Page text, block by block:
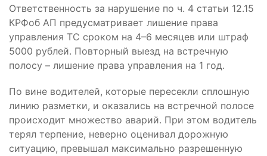
Ответственность за нарушение по ч. 4 статьи 12.15
КРФоб АП предусматривает лишение права
управления ТС сроком на 4–6 месяцев или штраф
5000 рублей. Повторный выезд на встречную
полосу – лишение права управления на 1 год.
По вине водителей, которые пересекли сплошную
линию разметки, и оказались на встречной полосе
происходит множество аварий. При этом водитель
терял терпение, неверно оценивал дорожную
ситуацию, превышал максимально разрешенную